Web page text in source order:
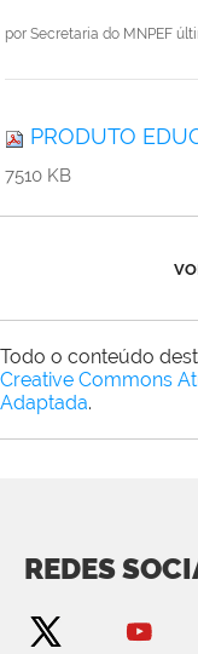
por Secretaria do MNPEF
PRODUTO
7510 KB
Todo o conteúdo
Creative Commons
Adaptada.
REDES